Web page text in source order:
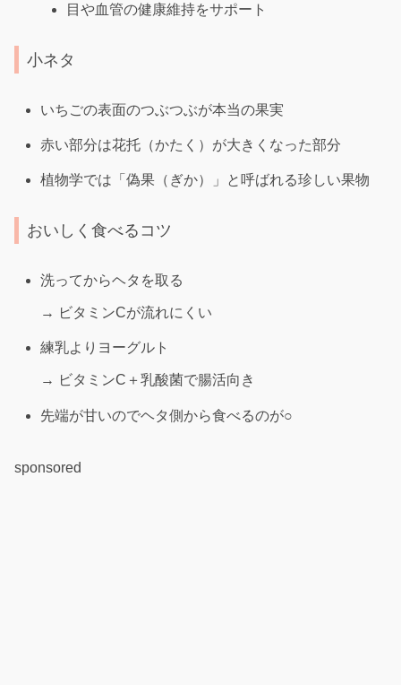
目や血管の健康維持をサポート
小ネタ
いちごの表面のつぶつぶが本当の果実
赤い部分は花托（かたく）が大きくなった部分
植物学では「偽果（ぎか）」と呼ばれる珍しい果物
おいしく食べるコツ
洗ってからヘタを取る
→ ビタミンCが流れにくい
練乳よりヨーグルト
→ ビタミンC＋乳酸菌で腸活向き
先端が甘いのでヘタ側から食べるのが○
sponsored